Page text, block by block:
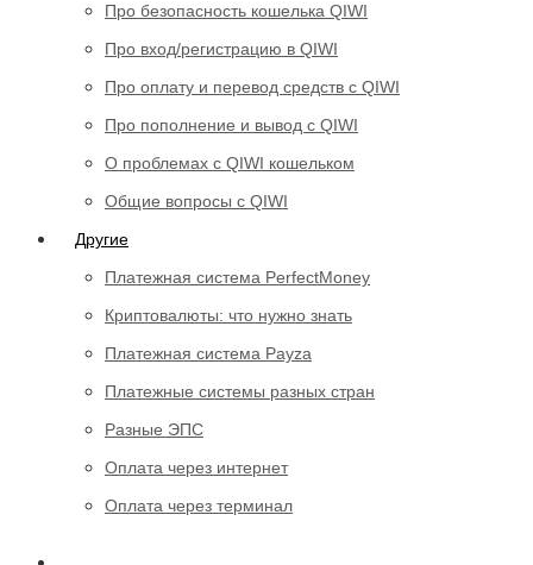
Про безопасность кошелька QIWI
Про вход/регистрацию в QIWI
Про оплату и перевод средств c QIWI
Про пополнение и вывод с QIWI
О проблемах с QIWI кошельком
Общие вопросы с QIWI
Другие
Платежная система PerfectMoney
Криптовалюты: что нужно знать
Платежная система Payza
Платежные системы разных стран
Разные ЭПС
Оплата через интернет
Оплата через терминал